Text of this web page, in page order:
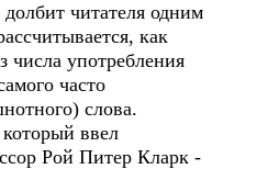
долбит читателя одним
как
числа употребления
часто
слова.
ввел
Рой Питер Кларк -